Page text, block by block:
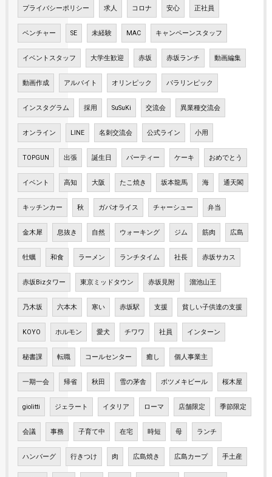
プライバシーポリシー 求人 コロナ 安心 正社員
ベンチャー SE 未経験 MAC キャンペーンスタッフ
イベントスタッフ 大学生歓迎 赤坂 赤坂ランチ 動画編集
動画作成 アルバイト オリンピック パラリンピック
インスタグラム 採用 SuSuKi 交流会 異業種交流会
オンライン LINE 名刺交流会 公式ライン 小用
TOPGUN 出張 誕生日 パーティー ケーキ おめでとう
イベント 高知 大阪 たこ焼き 坂本龍馬 海 通天閣
キッチンカー 秋 ガパオライス チャーシュー 弁当
金木犀 息抜き 自然 ウォーキング ジム 筋肉 広島
牡蠣 和食 ラーメン ランチタイム 社長 赤坂サカス
赤坂Bizタワー 東京ミッドタウン 赤坂見附 溜池山王
乃木坂 六本木 寒い 赤坂駅 支援 貧しい子供達の支援
KOYO ホルモン 愛犬 チワワ 社員 インターン
秘書課 転職 コールセンター 癒し 個人事業主
一期一会 帰省 秋田 雪の茅舎 ボツメキビール 桜木屋
giolitti ジェラート イタリア ローマ 店舗限定 季節限定
会議 事務 子育て中 在宅 時短 母 ランチ
ハンバーグ 行きつけ 肉 広島焼き 広島カープ 手土産